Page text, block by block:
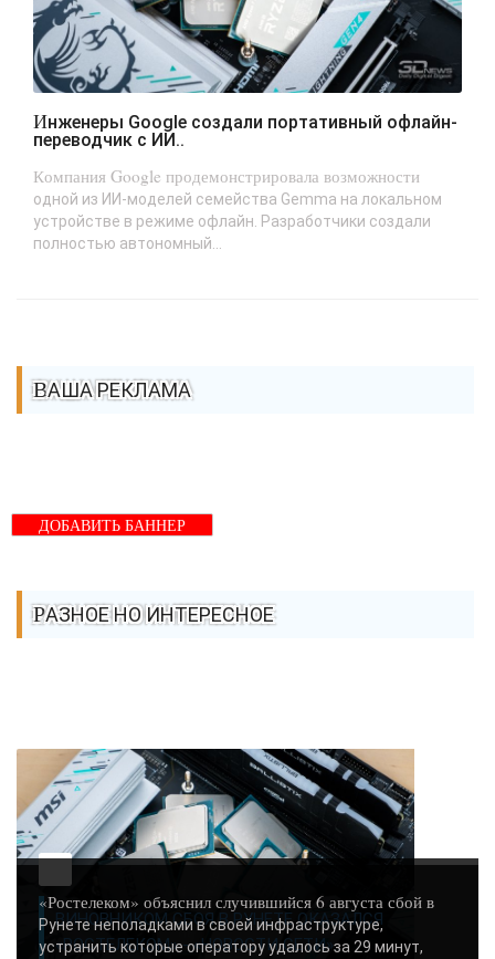
Инженеры Google создали портативный офлайн-
переводчик с ИИ..
Компания Google продемонстрировала возможности
одной из ИИ-моделей семейства Gemma на локальном
устройстве в режиме офлайн. Разработчики создали
полностью автономный...
ВАША РЕКЛАМА
ДОБАВИТЬ БАННЕР
РАЗНОЕ НО ИНТЕРЕСНОЕ
ВИНОВНИКОМ СБОЯ В РУНЕТЕ ОКАЗАЛСЯ
«РОСТЕЛЕКОМ» - «НОВОСТИ СЕТИ»..
«Ростелеком» объяснил случившийся 6 августа сбой в
Рунете неполадками в своей инфраструктуре,
устранить которые оператору удалось за 29 минут,